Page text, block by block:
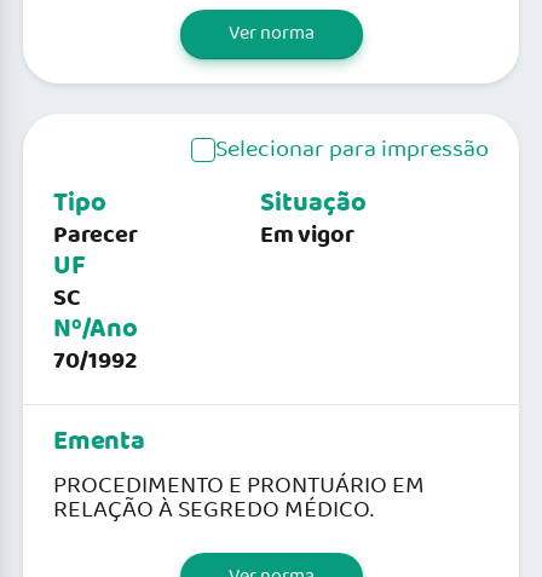
Ver norma
Selecionar para impressão
Tipo
Parecer
UF
SC
Nº/Ano
70/1992
Situação
Em vigor
Ementa
PROCEDIMENTO E PRONTUÁRIO EM
RELAÇÃO À SEGREDO MÉDICO.